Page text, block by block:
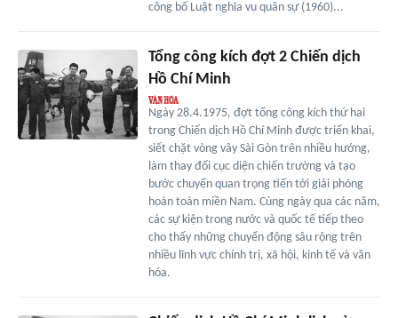
công bố Luật nghĩa vụ quân sự (1960)...
Tổng công kích đợt 2 Chiến dịch
Hồ Chí Minh
Ngày 28.4.1975, đợt tổng công kích thứ hai
trong Chiến dịch Hồ Chí Minh được triển khai,
siết chặt vòng vây Sài Gòn trên nhiều hướng,
làm thay đổi cục diện chiến trường và tạo
bước chuyển quan trọng tiến tới giải phóng
hoàn toàn miền Nam. Cùng ngày qua các năm,
các sự kiện trong nước và quốc tế tiếp theo
cho thấy những chuyển động sâu rộng trên
nhiều lĩnh vực chính trị, xã hội, kinh tế và văn
hóa.